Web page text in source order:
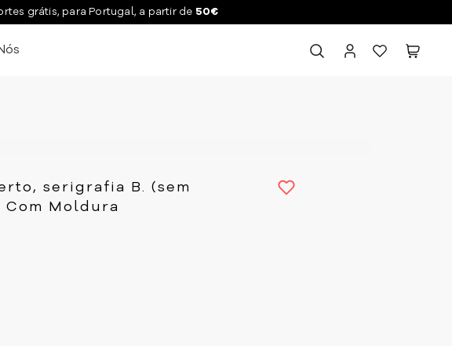
grátis, para Portugal, a partir de 50€
serigrafia B. (sem
Moldura